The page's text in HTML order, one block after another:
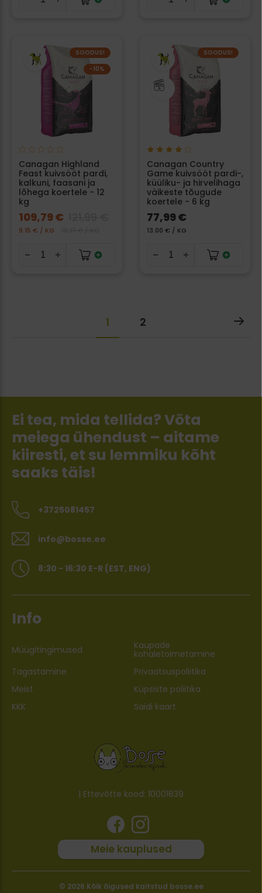
SOODUS!
−10%
Canagan Highland
Feast kuivsööt pardi,
kalkuni, faasani ja
lõhega koertele - 12
kg
109,79 €
9.15 € / KG
SOODUS!
Canagan Country
Game kuivsööt pardi-,
küüliku- ja hirvelihaga
väikeste tõugude
koertele - 6 kg
77,99 €
13.00 € / KG
1 2
Ei tea, mida tellida? Võta
meiega ühendust – aitame
kiiresti, et su lemmiku kõht
saaks täis!
+3725081457
info@bosse.ee
8:30 - 16:30 E-R (EST, ENG)
Info
Müügitingimused Kaupade
kohaletoimetamine
Tagastamine
Privaatsuspoliitika
Meist
Küpsiste poliitika
KKK
Saidi kaart
| Ettevõtte kood: 10001839
Meie kauplused
© 2026 Kõik õigused kaitstud bosse.ee